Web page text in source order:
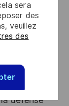
sera
des
veuillez
des
meilleur
à des
défense